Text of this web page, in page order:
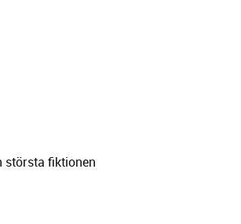
största fiktionen